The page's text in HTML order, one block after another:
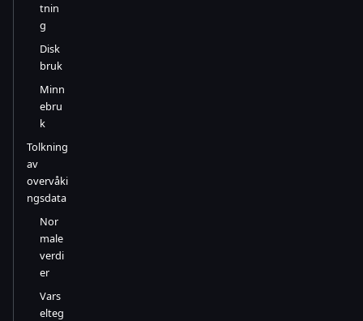
tnin
g
Disk
bruk
Minn
ebru
k
Tolkning
av
overvåki
ngsdata
Nor
male
verdi
er
Vars
elteg